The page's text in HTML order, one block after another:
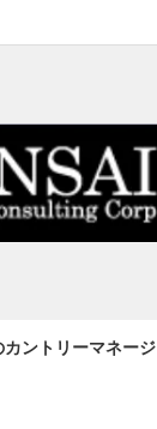
ントリーマネージ